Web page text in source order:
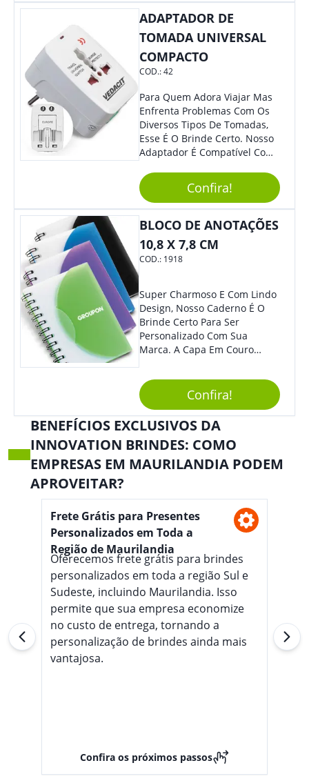
ADAPTADOR DE
TOMADA UNIVERSAL
COMPACTO
COD.:42
Para Quem Adora Viajar Mas
Enfrenta Problemas Com Os
Diversos Tipos De Tomadas,
Esse É O Brinde Certo. Nosso
Adaptador É Compatível Com
Diferentes Países E Com
Todas As Tensões. Em
Tamanho Compacto, É
Perfeito Para Carregar Na
Bolsa Ou Na Mochila. É A
Praticidade Que Todos
Precisam Em Apenas Um
Personalize-O Com Sua Marca
E Ofereça A Seus Clientes E
Colaboradores. Útil E
Funcional, Com Certeza Todo
Mundo Irá Amar.
Confira!
BLOCO DE ANOTAÇÕES
10,8 X 7,8 CM
COD.: 1918
Super Charmoso E Com Lindo
Design, Nosso Caderno É O
Brinde Certo Para Ser
Personalizado Com Sua
Marca. A Capa Em Couro
Elástico Permite Maior
Segurança Ao Carregá-Lo.
Ofereça A Seus Clientes E
Colaboradores, Sem Dúvidas
Eles Irão Adorar.
Confira!
BENEFÍCIOS EXCLUSIVOS DA
INNOVATION BRINDES: COMO
EMPRESAS EM MAURILANDIA PODEM
APROVEITAR?
Frete Grátis para Presentes
Personalizados em Toda a
Região de Maurilandia
Oferecemos frete grátis para brindes
personalizados em toda a região Sul e
Sudeste, incluindo Maurilandia. Isso
permite que sua empresa economize
no custo de entrega, tornando a
personalização de brindes ainda mais
vantajosa.
Confira os próximos passos